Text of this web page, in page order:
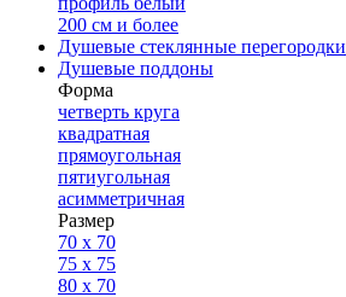
200 см и более
Душевые стеклянные перегородки
Душевые поддоны
Форма
четверть круга
квадратная
прямоугольная
пятиугольная
асимметричная
Размер
70 x 70
75 x 75
80 x 70